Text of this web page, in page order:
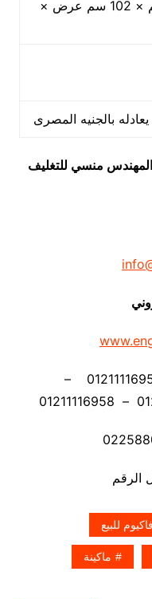
طول 122 سم × 102 سم عرض ×
المهندس منسي للتغليف
موبايل: 01211116954 – 01211116955 –
للبيع
ماكينة